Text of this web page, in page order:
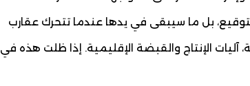
بل ما سيبقى في يدها عندما تتحرك عقارب
آليات الإنتاج والقبضة الإقليمية. إذا ظلت هذه في